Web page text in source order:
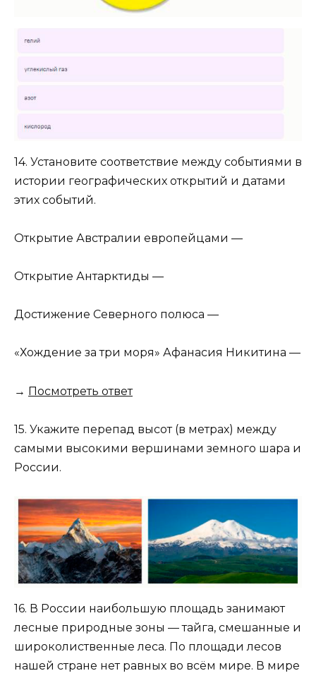
14. Установите соответствие между событиями в
истории географических открытий и датами
этих событий.
Открытие Австралии европейцами —
Открытие Антарктиды —
Достижение Северного полюса —
«Хождение за три моря» Афанасия Никитина —
→ Посмотреть ответ
15. Укажите перепад высот (в метрах) между
самыми высокими вершинами земного шара и
России.
16. В России наибольшую площадь занимают
лесные природные зоны — тайга, смешанные и
широколиственные леса. По площади лесов
нашей стране нет равных во всём мире. В мире